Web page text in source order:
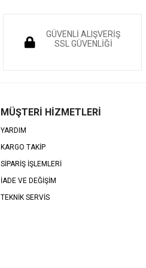
GÜVENLİ ALIŞVERİŞ
SSL GÜVENLİĞİ
MÜŞTERİ HİZMETLERİ
YARDIM
KARGO TAKİP
SİPARİŞ İŞLEMLERİ
İADE VE DEĞİŞİM
TEKNİK SERVİS